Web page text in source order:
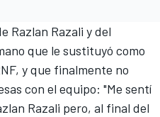
Razlan Razali y del
que le sustituyó como
y que finalmente no
con el equipo: "Me sentí
Razali pero, al final del